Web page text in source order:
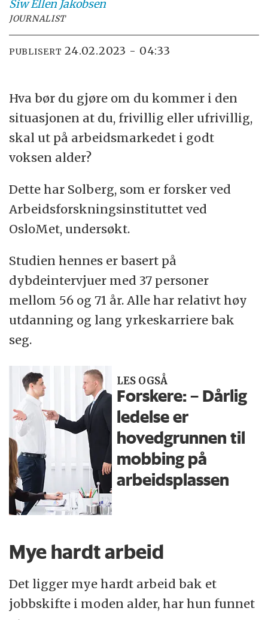
Siw Ellen Jakobsen
JOURNALIST
PUBLISERT 24.02.2023 - 04:33
Hva bør du gjøre om du kommer i den
situasjonen at du, frivillig eller ufrivillig,
skal ut på arbeidsmarkedet i godt
voksen alder?
Dette har Solberg, som er forsker ved
Arbeidsforskningsinstituttet ved
OsloMet, undersøkt.
Studien hennes er basert på
dybdeintervjuer med 37 personer
mellom 56 og 71 år. Alle har relativt høy
utdanning og lang yrkeskarriere bak
seg.
LES OGSÅ
Forskere: – Dårlig
ledelse er
hovedgrunnen til
mobbing på
arbeidsplassen
Mye hardt arbeid
Det ligger mye hardt arbeid bak et
jobbskifte i moden alder, har hun funnet